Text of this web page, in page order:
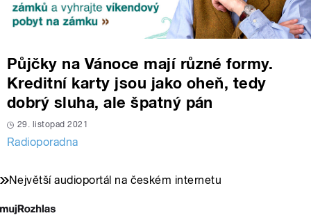
Půjčky na Vánoce mají různé formy.
Kreditní karty jsou jako oheň, tedy
dobrý sluha, ale špatný pán
29. listopad 2021
Radioporadna
Největší audioportál na českém internetu